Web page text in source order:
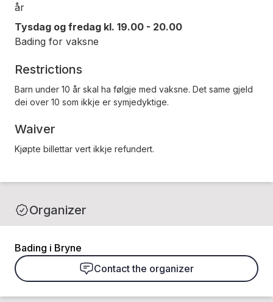
år
Tysdag og fredag kl. 19.00 - 20.00
Bading for vaksne
Restrictions
Barn under 10 år skal ha følgje med vaksne. Det same gjeld
dei over 10 som ikkje er symjedyktige.
Waiver
Kjøpte billettar vert ikkje refundert.
Organizer
Bading i Bryne
Contact the organizer